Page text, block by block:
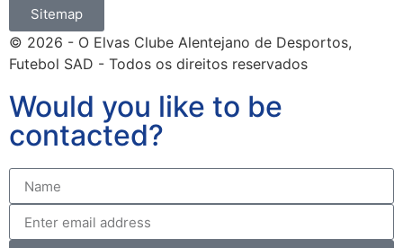
Sitemap
© 2026 - O Elvas Clube Alentejano de Desportos,
Futebol SAD - Todos os direitos reservados
Would you like to be
contacted?